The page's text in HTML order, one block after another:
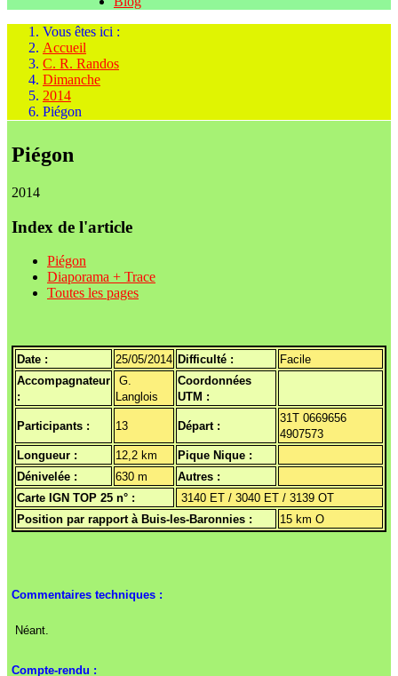
Vous êtes ici :
Accueil
C. R. Randos
Dimanche
2014
Piégon
Piégon
2014
Index de l'article
Piégon
Diaporama + Trace
Toutes les pages
Date : 25/05/2014 Difficulté :
Facile
Accompagnateur
:
G.
Langlois
Coordonnées
UTM :
Participants : 13 Départ :
31T 0669656
4907573
Longueur :
12,2 km
Pique Nique :
Dénivelée :
630 m
Autres :
Carte IGN TOP 25 n° :
3140 ET / 3040 ET / 3139 OT
Position par rapport à Buis-les-Baronnies :
15 km O
Commentaires techniques :
Néant.
Compte-rendu :